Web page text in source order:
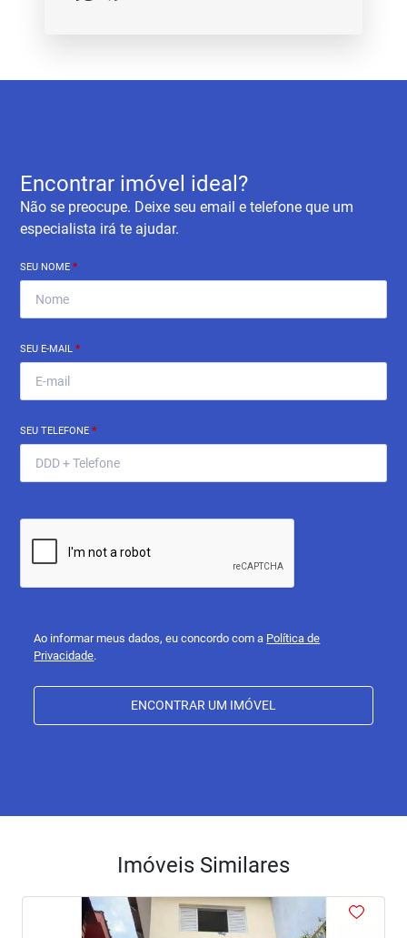
Encontrar imóvel ideal?
Não se preocupe. Deixe seu email e telefone que um
especialista irá te ajudar.
SEU NOME*
SEU E-MAIL*
SEU TELEFONE*
Ao informar meus dados, eu concordo com a Política de
Privacidade.
ENCONTRAR UM IMÓVEL
Imóveis Similares